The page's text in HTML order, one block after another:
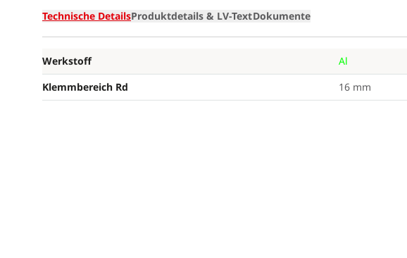
Technische DetailsProduktdetails & LV-TextDokumente
Werkstoff
Al
Klemmbereich Rd
16 mm